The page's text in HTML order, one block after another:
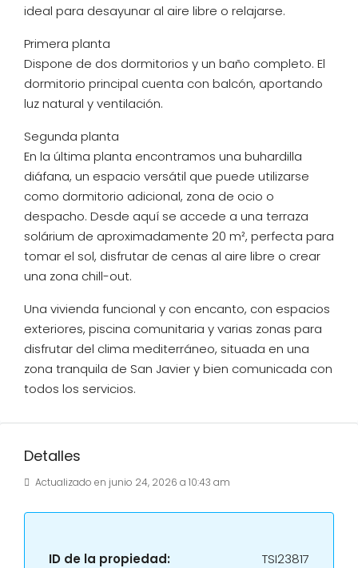
ideal para desayunar al aire libre o relajarse.
Primera planta
Dispone de dos dormitorios y un baño completo. El
dormitorio principal cuenta con balcón, aportando
luz natural y ventilación.
Segunda planta
En la última planta encontramos una buhardilla
diáfana, un espacio versátil que puede utilizarse
como dormitorio adicional, zona de ocio o
despacho. Desde aquí se accede a una terraza
solárium de aproximadamente 20 m², perfecta para
tomar el sol, disfrutar de cenas al aire libre o crear
una zona chill-out.
Una vivienda funcional y con encanto, con espacios
exteriores, piscina comunitaria y varias zonas para
disfrutar del clima mediterráneo, situada en una
zona tranquila de San Javier y bien comunicada con
todos los servicios.
Detalles
Actualizado en junio 24, 2026 a 10:43 am
ID de la propiedad: TSI23817